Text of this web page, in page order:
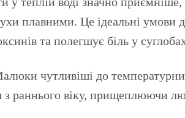
плавними. Це ідеальні умови
та полегшує біль у
чутливіші до
раннього віку, прищеплюючи